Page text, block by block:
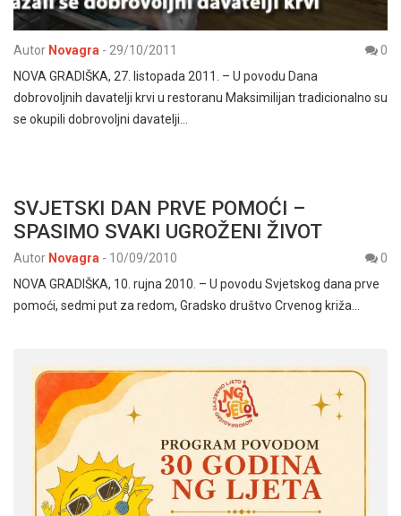
Autor Novagra - 29/10/2011
0
NOVA GRADIŠKA, 27. listopada 2011. – U povodu Dana
dobrovoljnih davatelji krvi u restoranu Maksimilijan tradicionalno su
se okupili dobrovoljni davatelji…
SVJETSKI DAN PRVE POMOĆI –
SPASIMO SVAKI UGROŽENI ŽIVOT
Autor Novagra - 10/09/2010
0
NOVA GRADIŠKA, 10. rujna 2010. – U povodu Svjetskog dana prve
pomoći, sedmi put za redom, Gradsko društvo Crvenog križa…